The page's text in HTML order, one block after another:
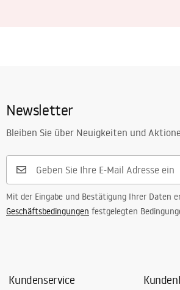
Newsletter
Bleiben Sie über Neuigkeiten und
Mit der Eingabe und Bestätigung Ihrer Daten
Geschäftsbedingungen festgelegten
Kundenservice